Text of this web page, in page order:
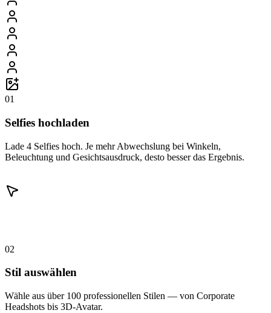
01
Selfies hochladen
Lade 4 Selfies hoch. Je mehr Abwechslung bei Winkeln,
Beleuchtung und Gesichtsausdruck, desto besser das Ergebnis.
02
Stil auswählen
Wähle aus über 100 professionellen Stilen — von Corporate
Headshots bis 3D-Avatar.